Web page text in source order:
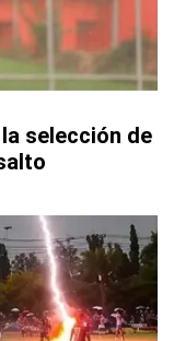
selección de